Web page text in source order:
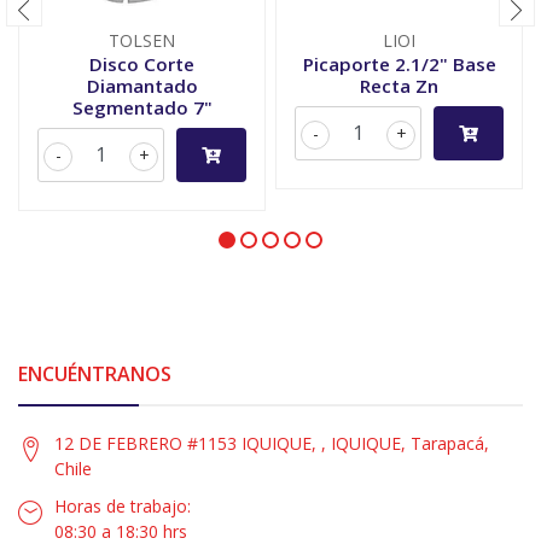
TOLSEN
Disco Corte
Diamantado
Segmentado 7"
+
-
LIOI
Picaporte 2.1/2" Base
Recta Zn
+
-
ENCUÉNTRANOS
12 DE FEBRERO #1153 IQUIQUE, , IQUIQUE, Tarapacá,
Chile
Horas de trabajo:
08:30 a 18:30 hrs